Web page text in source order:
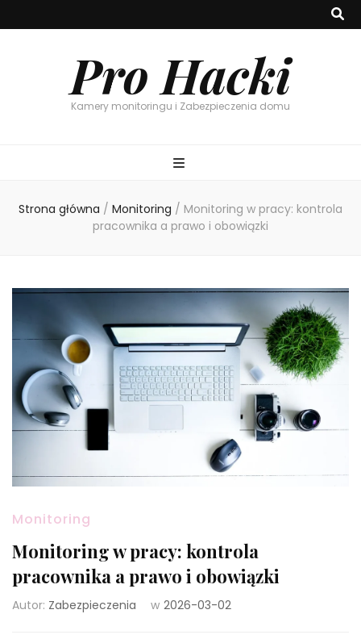
Pro Hacki
Kamery monitoringu i Zabezpieczenia domu
Strona główna / Monitoring / Monitoring w pracy: kontrola
pracownika a prawo i obowiązki
Monitoring
Monitoring w pracy: kontrola
pracownika a prawo i obowiązki
Autor: Zabezpieczenia w 2026-03-02